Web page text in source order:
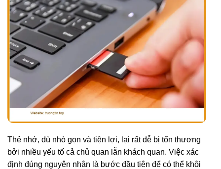
Thẻ nhớ, dù nhỏ gọn và tiện lợi, lại rất dễ bị tổn thương
bởi nhiều yếu tố cả chủ quan lẫn khách quan. Việc xác
định đúng nguyên nhân là bước đầu tiên để có thể khôi